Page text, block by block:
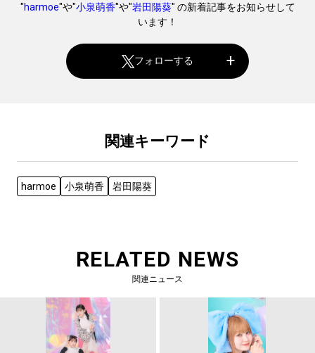
"harmoe"や"小泉萌香"や"岩田陽葵" の新着記事をお知らせして
います！
フォローする
関連キーワード
harmoe 小泉萌香 岩田陽葵
RELATED NEWS
関連ニュース